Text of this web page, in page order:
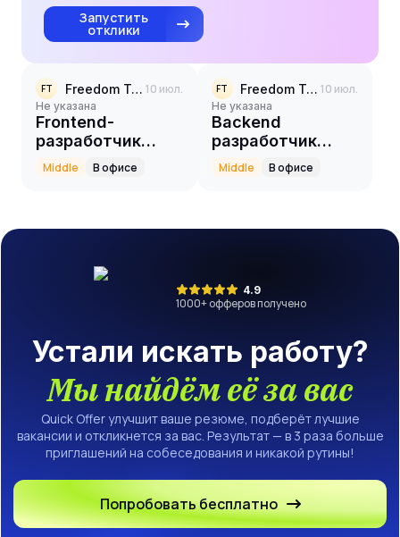
Запустить
отклики
FT Freedom Telecom 10 июл.
Не указана
Frontend-
разработчик
(Middle)
Middle В офисе
FT Freedom Telecom 10 июл.
Не указана
Backend
разработчик
(Java)
Middle В офисе
4.9
1000+ офферов получено
Устали искать работу?
Мы найдём её за вас
Quick Offer улучшит ваше резюме, подберёт лучшие
вакансии и откликнется за вас. Результат — в 3 раза больше
приглашений на собеседования и никакой рутины!
Попробовать бесплатно